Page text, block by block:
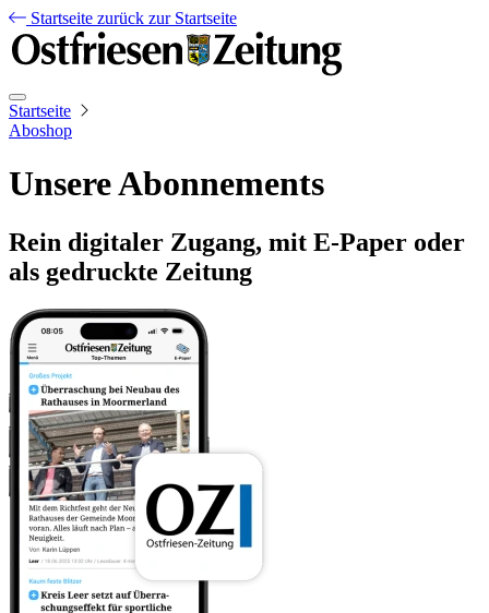
Startseite zurück zur Startseite
Startseite
Aboshop
Unsere Abonnements
Rein digitaler Zugang, mit E-Paper oder
als gedruckte Zeitung